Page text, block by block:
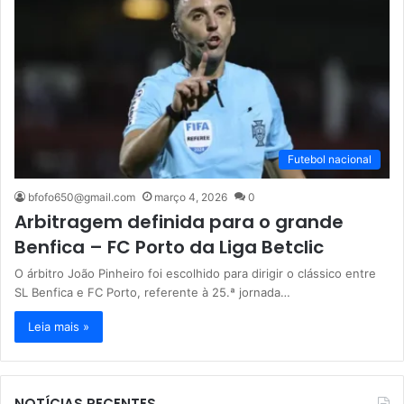
Futebol nacional
bfofo650@gmail.com março 4, 2026 0
Arbitragem definida para o grande
Benfica – FC Porto da Liga Betclic
O árbitro João Pinheiro foi escolhido para dirigir o clássico entre
SL Benfica e FC Porto, referente à 25.ª jornada…
Leia mais »